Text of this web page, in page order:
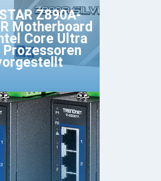
Z890A-
Motherboard
Core Ultra
Prozessoren